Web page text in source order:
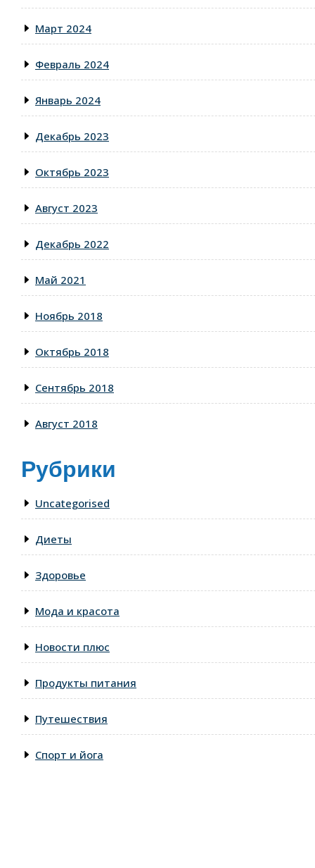
Март 2024
Февраль 2024
Январь 2024
Декабрь 2023
Октябрь 2023
Август 2023
Декабрь 2022
Май 2021
Ноябрь 2018
Октябрь 2018
Сентябрь 2018
Август 2018
Рубрики
Uncategorised
Диеты
Здоровье
Мода и красота
Новости плюс
Продукты питания
Путешествия
Спорт и йога